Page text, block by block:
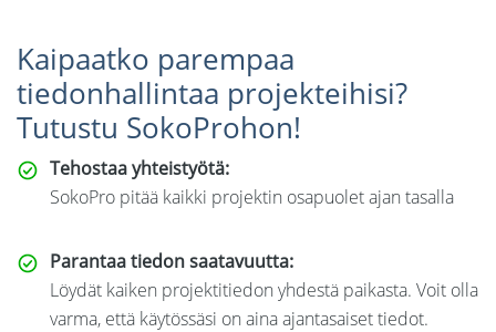
Kaipaatko parempaa
tiedonhallintaa projekteihisi?
Tutustu SokoProhon!
Tehostaa yhteistyötä:
SokoPro pitää kaikki projektin osapuolet ajan tasalla
Parantaa tiedon saatavuutta:
Löydät kaiken projektitiedon yhdestä paikasta. Voit olla
varma, että käytössäsi on aina ajantasaiset tiedot.